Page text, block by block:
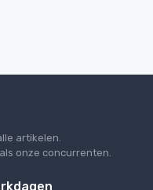
artikelen.
onze concurrenten.